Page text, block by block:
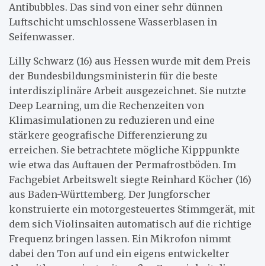
Antibubbles. Das sind von einer sehr dünnen
Luftschicht umschlossene Wasserblasen in
Seifenwasser.
Lilly Schwarz (16) aus Hessen wurde mit dem Preis
der Bundesbildungsministerin für die beste
interdisziplinäre Arbeit ausgezeichnet. Sie nutzte
Deep Learning, um die Rechenzeiten von
Klimasimulationen zu reduzieren und eine
stärkere geografische Differenzierung zu
erreichen. Sie betrachtete mögliche Kipppunkte
wie etwa das Auftauen der Permafrostböden. Im
Fachgebiet Arbeitswelt siegte Reinhard Köcher (16)
aus Baden-Württemberg. Der Jungforscher
konstruierte ein motorgesteuertes Stimmgerät, mit
dem sich Violinsaiten automatisch auf die richtige
Frequenz bringen lassen. Ein Mikrofon nimmt
dabei den Ton auf und ein eigens entwickelter